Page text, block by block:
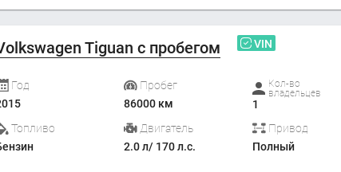
Tiguan с пробегом VIN
Год
Пробег
86000 км
Кол-во
владельцев
1
Топливо
Двигатель
2.0 л/ 170 л.с.
Привод
Полный